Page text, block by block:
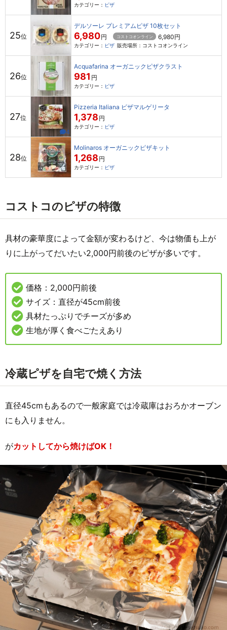
カテゴリー： ピザ
25位
デルソーレ プレミアムピザ 10枚セット
6,980円 コストコオンライン 6,980円
カテゴリー： ピザ 販売場所：コストコオンライン
26位
Acquafarina オーガニックピザクラスト
981 円
カテゴリー： ピザ
27位
4
Pizzeria Italiana ピザマルゲリータ
1,378 円
カテゴリー： ピザ
28位
Molinaros オーガニックピザキット
1,268 円
カテゴリー： ピザ
コストコのピザの特徴
具材の豪華度によって金額が変わるけど、今は物価も上が
りに上がってだいたい2,000円前後のピザが多いです。
価格：2,000円前後
サイズ：直径が45cm前後
具材たっぷりでチーズが多め
生地が厚く食べごたえあり
冷蔵ピザを自宅で焼く方法
直径45cmもあるので一般家庭では冷蔵庫はおろかオーブン
にも入りません。
がカットしてから焼けばOK！